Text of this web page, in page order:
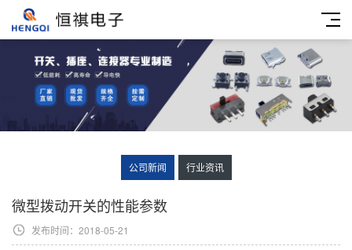
公司新闻 行业资讯
微型拨动开关的性能参数
发布时间：2018-05-21